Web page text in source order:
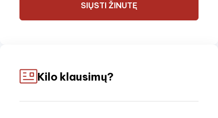
SIŲSTI ŽINUTĘ
Kilo klausimų?